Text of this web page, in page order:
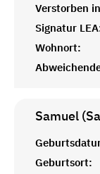
Verstorben
Signatur
Wohnort:
Samuel
Geburtsort: